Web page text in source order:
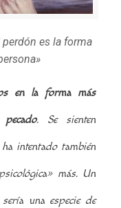
perdón es la forma
en la forma más
. Se sienten
ha intentado también
más. Un
una especie de